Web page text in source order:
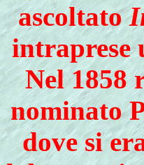
ascoltato
intraprese
Nel 1858
nominato
dove si